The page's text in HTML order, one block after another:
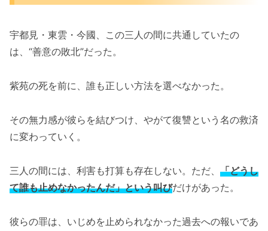
宇都見・東雲・今國、この三人の間に共通していたの
は、“善意の敗北”だった。
紫苑の死を前に、誰も正しい方法を選べなかった。
その無力感が彼らを結びつけ、やがて復讐という名の救済
に変わっていく。
三人の間には、利害も打算も存在しない。ただ、 「どうし
て誰も止めなかったんだ」という叫びだけがあった。
彼らの罪は、いじめを止められなかった過去への報いであ